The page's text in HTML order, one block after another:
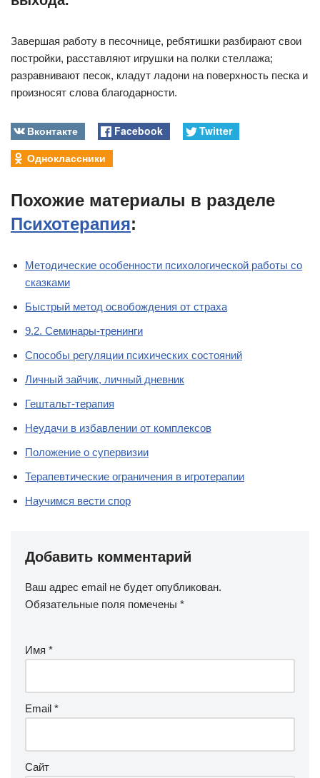
Завершая работу в песочнице, ребятишки разбирают свои
постройки, расставляют игрушки на полки стеллажа;
разравнивают песок, кладут ладони на поверхность песка и
произносят слова благодарности.
Вконтакте Facebook
Twitter
Одноклассники
Похожие материалы в разделе
Психотерапия:
Методические особенности психологической работы со
сказками
Быстрый метод освобождения от страха
9.2. Семинары-тренинги
Способы регуляции психических состояний
Личный зайчик, личный дневник
Гештальт-терапия
Неудачи в избавлении от комплексов
Положение о супервизии
Терапевтические ограничения в игротерапии
Научимся вести спор
Добавить комментарий
Ваш адрес email не будет опубликован.
Обязательные поля помечены *
Имя *
Email *
Сайт